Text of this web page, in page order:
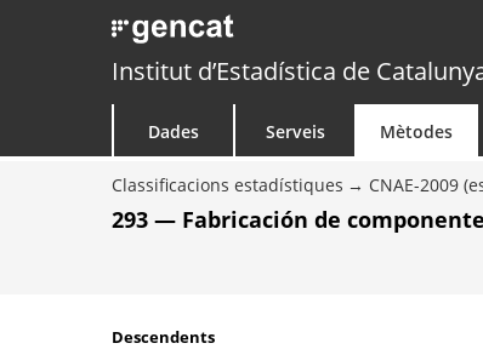
Institut d’Estadística de
Dades Serveis Mètodes
Classificacions estadístiques CNAE-2009
293 — Fabricación de
Descendents